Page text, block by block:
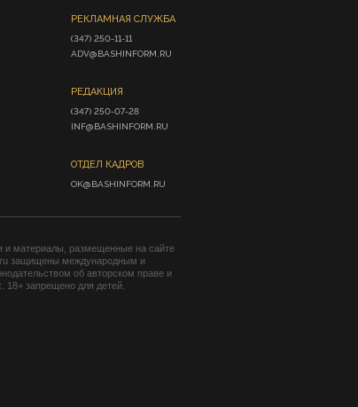
РЕКЛАМНАЯ СЛУЖБА
(347) 250-11-11
ADV@BASHINFORM.RU
РЕДАКЦИЯ
(347) 250-07-28
INF@BASHINFORM.RU
ОТДЕЛ КАДРОВ
OK@BASHINFORM.RU
и материалы, размещенные на сайте
защищены международным и
об авторском праве и
18+ запрещено для детей.